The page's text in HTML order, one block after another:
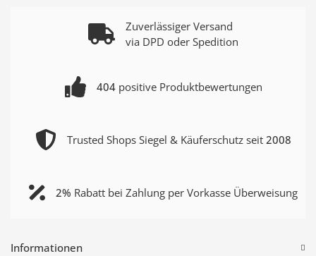
Zuverlässiger Versand
via DPD oder Spedition
404positive Produktbewertungen
Trusted Shops Siegel & Käuferschutz seit 2008
2% Rabatt bei Zahlung per Vorkasse Überweisung
Informationen